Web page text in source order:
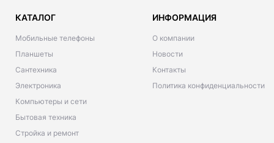
КАТАЛОГ
Мобильные телефоны
Планшеты
Сантехника
Электроника
Компьютеры и сети
Бытовая техника
Стройка и ремонт
ИНФОРМАЦИЯ
О компании
Новости
Контакты
Политика конфиденциальности